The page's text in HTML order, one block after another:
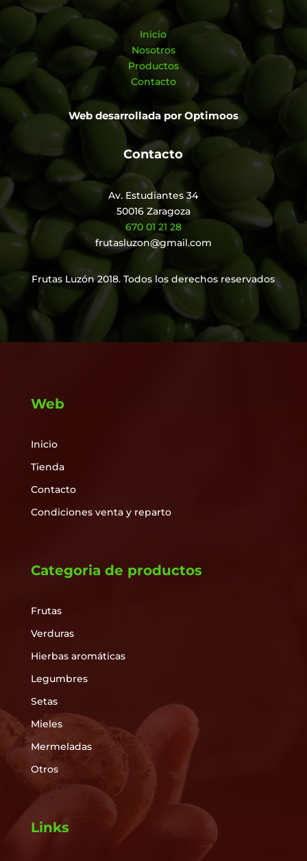
Inicio
Nosotros
Productos
Contacto
Web desarrollada porOptimoos
Contacto
Av. Estudiantes 34
50016 Zaragoza
670 01 21 28
frutasluzon@gmail.com
Frutas Luzón 2018. Todos los derechos reservados
Web
Inicio
Tienda
Contacto
Condiciones venta y reparto
Categoria de productos
Frutas
Verduras
Hierbas aromáticas
Legumbres
Setas
Mieles
Mermeladas
Otros
Links